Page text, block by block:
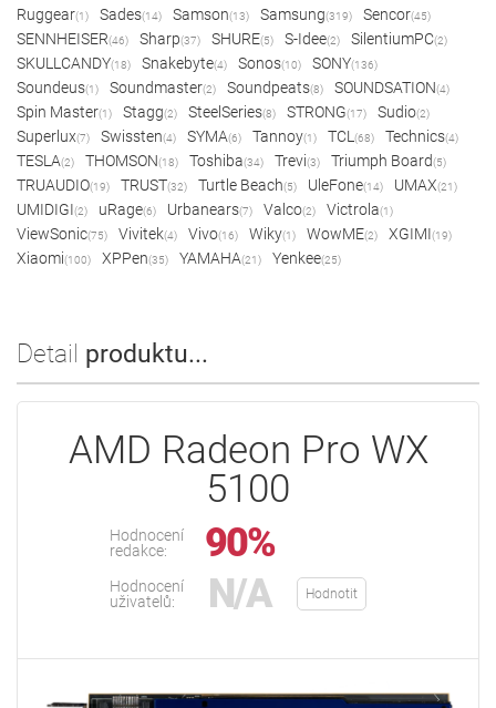
Ruggear(1) Sades(14) Samson(13) Samsung(319) Sencor(45)
SENNHEISER(46) Sharp(37) SHURE(5) S-Idee(2) SilentiumPC(2)
SKULLCANDY(18) Snakebyte(4) Sonos(10) SONY(136)
Soundeus(1) Soundmaster(2) Soundpeats(8) SOUNDSATION(4)
Spin Master(1) Stagg(2) SteelSeries(8) STRONG(17) Sudio(2)
Superlux(7) Swissten(4) SYMA(6) Tannoy(1) TCL (68) Technics(4)
TESLA(2) THOMSON(18) Toshiba(34) Trevi(3) Triumph Board(5)
TRUAUDIO(19) TRUST(32) Turtle Beach(5) UleFone(14) UMAX(21)
UMIDIGI(2) uRage(6) Urbanears(7) Valco(2) Victrola(1)
ViewSonic(75) Vivitek(4) Vivo(16) Wiky(1) WowME(2) XGIMI(19)
Xiaomi(100) XPPen(35) YAMAHA(21) Yenkee(25)
Detail produktu...
AMD Radeon Pro WX
5100
Hodnocení
redakce:
90%
Hodnocení
uživatelů:
N/A Hodnotit